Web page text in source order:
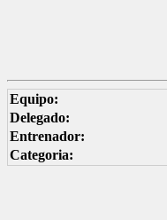
Equipo:
Delegado:
Entrenador:
Categoria: